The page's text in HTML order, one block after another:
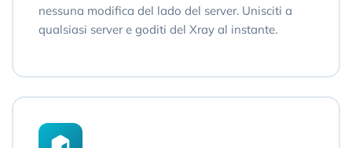
nessuna modifica del lado del server. Unisciti a
qualsiasi server e goditi del Xray al instante.